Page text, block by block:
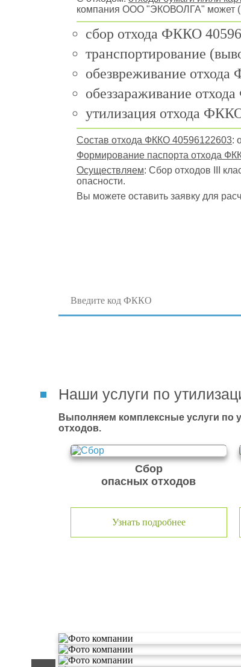
компания ООО "ЭКОВОЛГА" может (
сбор отхода ФККО
транспортирование
обезвреживание
обеззараживание
утилизация отхода
Состав отхода ФККО 40596122603:
Формирование паспорта отхода
Осуществляем: Сбор отходов III
опасности.
Вы можете оставить заявку для
Наши услуги по
Выполняем комплексные услуги по
отходов.
Сбор
опасных отходов
Узнать подробнее